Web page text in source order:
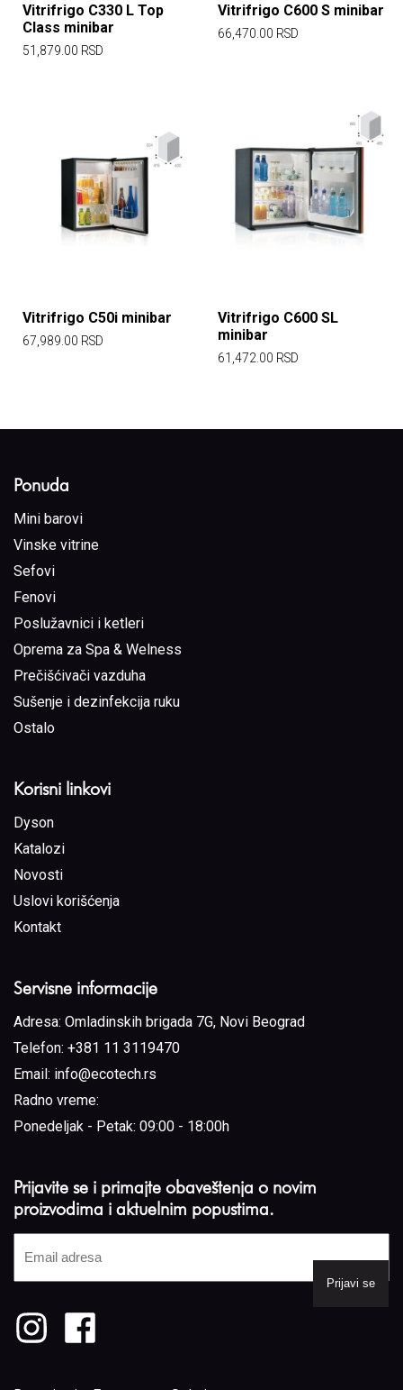
Vitrifrigo C330 L Top
Class minibar
51,879.00 RSD
Vitrifrigo C600 S minibar
66,470.00 RSD
Vitrifrigo C50i minibar
67,989.00 RSD
Vitrifrigo C600 SL
minibar
61,472.00 RSD
Ponuda
Mini barovi
Vinske vitrine
Sefovi
Fenovi
Poslužavnici i ketleri
Oprema za Spa & Welness
Prečišćivači vazduha
Sušenje i dezinfekcija ruku
Ostalo
Korisni linkovi
Dyson
Katalozi
Novosti
Uslovi korišćenja
Kontakt
Servisne informacije
Adresa: Omladinskih brigada 7G, Novi Beograd
Telefon: +381 11 3119470
Email: info@ecotech.rs
Radno vreme:
Ponedeljak - Petak: 09:00 - 18:00h
Prijavite se i primajte obaveštenja o novim
proizvodima i aktuelnim popustima.
adresa